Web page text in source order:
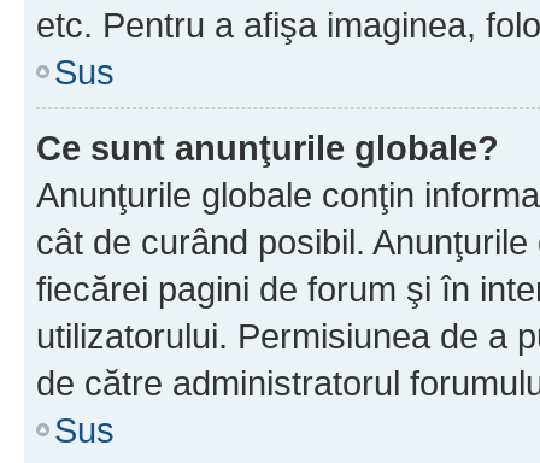
etc. Pentru a afişa imaginea,
Sus
Ce sunt anunţurile globale?
Anunţurile globale conţin
cât de curând posibil.
fiecărei pagini de forum şi în
utilizatorului. Permisiunea de a
de către administratorul
Sus